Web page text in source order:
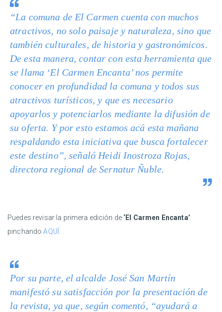
“La comuna de El Carmen cuenta con muchos
atractivos, no solo paisaje y naturaleza, sino que
también culturales, de historia y gastronómicos.
De esta manera, contar con esta herramienta que
se llama ‘El Carmen Encanta’ nos permite
conocer en profundidad la comuna y todos sus
atractivos turísticos, y que es necesario
apoyarlos y potenciarlos mediante la difusión de
su oferta. Y por esto estamos acá esta mañana
respaldando esta iniciativa que busca fortalecer
este destino”, señaló Heidi Inostroza Rojas,
directora regional de Sernatur Ñuble.
Puedes revisar la primera edición de ‘El Carmen Encanta’
pinchandoAQUÍ
Por su parte, el alcalde José San Martín
manifestó su satisfacción por la presentación de
la revista, ya que, según comentó, “ayudará a